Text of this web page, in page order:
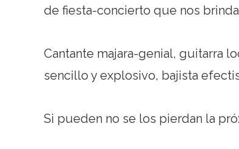
de fiesta-concierto que nos
Cantante majara-genial, guitarra
sencillo y explosivo, bajista
Si pueden no se los pierdan la